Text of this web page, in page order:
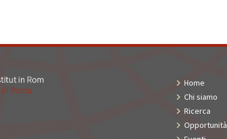
Home
Chi siamo
Ricerca
Opportunità